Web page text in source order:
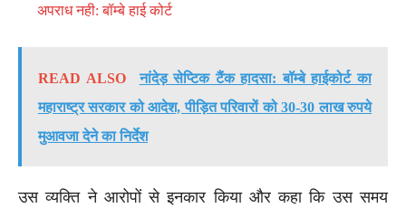
अपराध नही: बॉम्बे हाई कोर्ट
READ ALSO
नांदेड़ सेप्टिक टैंक हादसा: बॉम्बे हाईकोर्ट का
महाराष्ट्र सरकार को आदेश, पीड़ित परिवारों को 30-30 लाख रुपये
मुआवजा देने का निर्देश
उस व्यक्ति ने आरोपों से इनकार किया और कहा कि उस समय